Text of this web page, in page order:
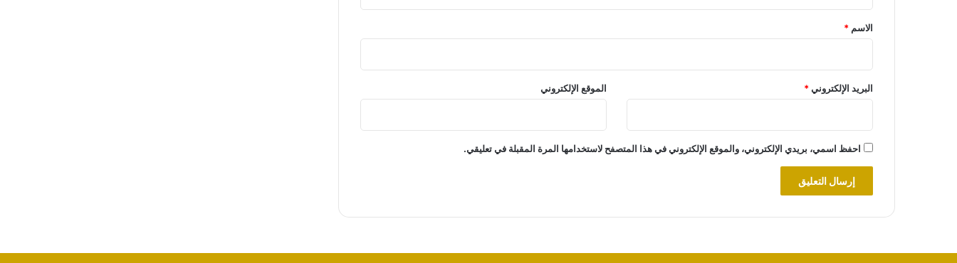
*
الاسم *
البريد الإلكتروني* الموقع الإلكتروني
احفظ اسمي، بريدي الإلكتروني، والموقع الإلكتروني في هذا المتصفح لاستخدامها المرة المقبلة في تعليقي.